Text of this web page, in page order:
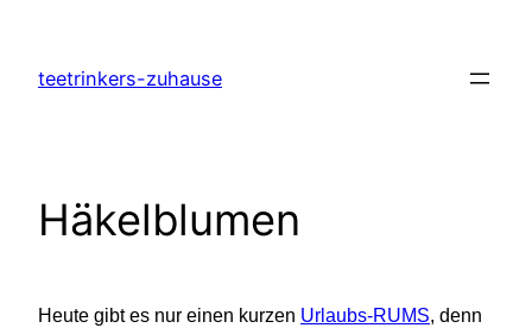
springen
teetrinkers-zuhause
Häkelblumen
Heute gibt es nur einen kurzen Urlaubs-RUMS, denn